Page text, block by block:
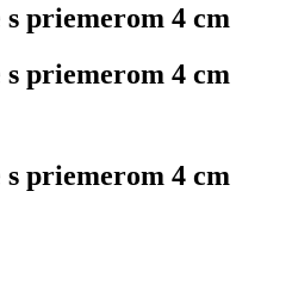
priemerom 4 cm
priemerom 4 cm
priemerom 4 cm